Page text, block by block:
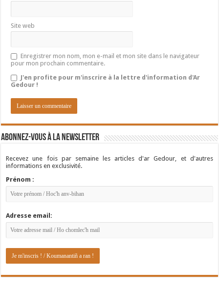
Site web
Enregistrer mon nom, mon e-mail et mon site dans le navigateur
pour mon prochain commentaire.
J'en profite pour m'inscrire à la lettre d'information d'Ar
Gedour !
Abonnez-vous à la newsletter
Recevez une fois par semaine les articles d'ar Gedour, et d'autres
informations en exclusivité.
Prénom :
Adresse email: